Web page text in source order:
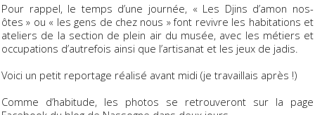
Pour rappel, le temps d’une journée, « Les Djins d’amon nos-
ôtes » ou « les gens de chez nous » font revivre les habitations et
ateliers de la section de plein air du musée, avec les métiers et
occupations d’autrefois ainsi que l’artisanat et les jeux de jadis.
Voici un petit reportage réalisé avant midi (je travaillais après !)
Comme d’habitude, les photos se retrouveront sur la page